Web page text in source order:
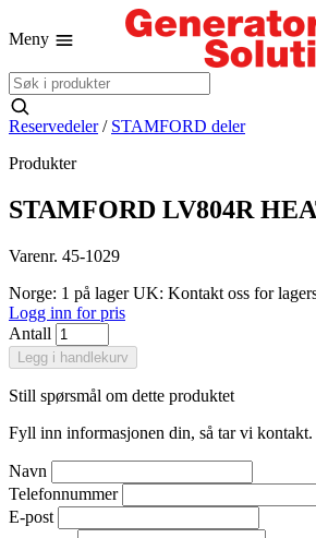
Meny
Reservedeler / STAMFORD deler
Produkter
STAMFORD LV804R
Varenr. 45-1029
Norge: 1 på lagerUK: Kontakt oss for
Logg inn for pris
Antall
Legg i handlekurv
Still spørsmål om dette produktet
Fyll inn informasjonen din, så tar vi kontakt.
Navn
Telefonnummer
E-post